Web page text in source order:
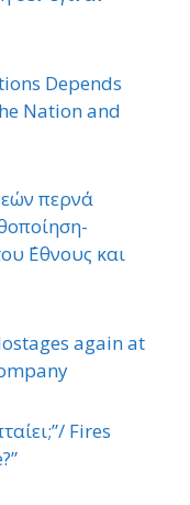
Depends
Nation and
περνά
΄Εθνους και
again at
Fires